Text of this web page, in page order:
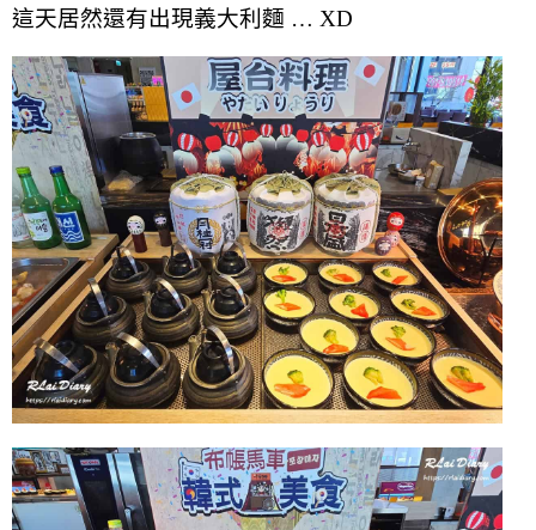
這天居然還有出現義大利麵 … XD